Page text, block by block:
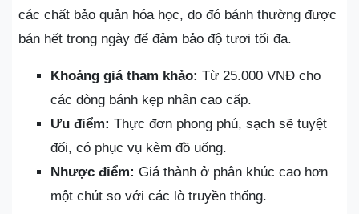
các chất bảo quản hóa học, do đó bánh thường được
bán hết trong ngày để đảm bảo độ tươi tối đa.
Khoảng giá tham khảo: Từ 25.000 VNĐ cho
các dòng bánh kẹp nhân cao cấp.
Ưu điểm: Thực đơn phong phú, sạch sẽ tuyệt
đối, có phục vụ kèm đồ uống.
Nhược điểm: Giá thành ở phân khúc cao hơn
một chút so với các lò truyền thống.